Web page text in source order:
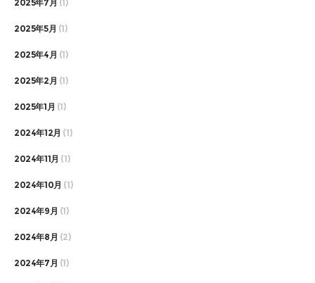
2025年7月 (1)
2025年5月 (1)
2025年4月 (1)
2025年2月 (1)
2025年1月 (1)
2024年12月 (1)
2024年11月 (1)
2024年10月 (1)
2024年9月 (1)
2024年8月 (2)
2024年7月 (1)